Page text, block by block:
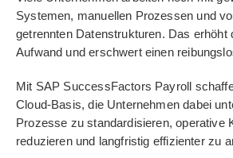
Systemen, manuellen Prozessen und
getrennten Datenstrukturen. Das erhöht
Aufwand und erschwert einen
Mit SAP SuccessFactors Payroll
Cloud-Basis, die Unternehmen dabei
Prozesse zu standardisieren, operative
reduzieren und langfristig effizienter zu